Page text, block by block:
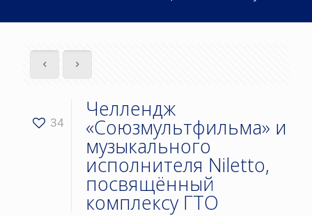
34
Челлендж
«Союзмультфильма» и
музыкального
исполнителя Niletto,
посвящённый
комплексу ГТО